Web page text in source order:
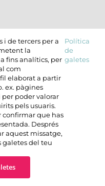
i de tercers per a
la
fins analítics, per
com
elaborat a partir
ex. pàgines
poder valorar
pels usuaris.
confirmar que has
Després
aquest missatge,
galetes del teu
Política
de
galetes